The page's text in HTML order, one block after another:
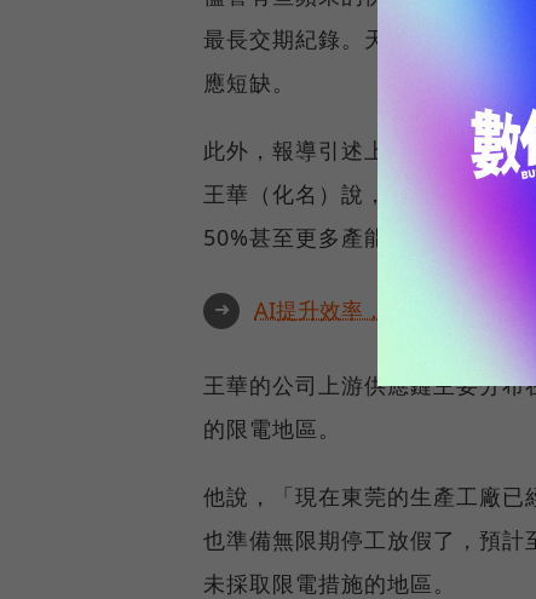
最長交期紀錄。天風國際證券
應短缺。
此外，報導引述上海一家為摩
王華（化名）說，限電已經影
50%甚至更多產能。
➜ AI提升效率，永續決定未來
王華的公司上游供應鏈主要分
的限電地區。
他說，「現在東莞的生產工廠
也準備無限期停工放假了，預
未採取限電措施的地區。